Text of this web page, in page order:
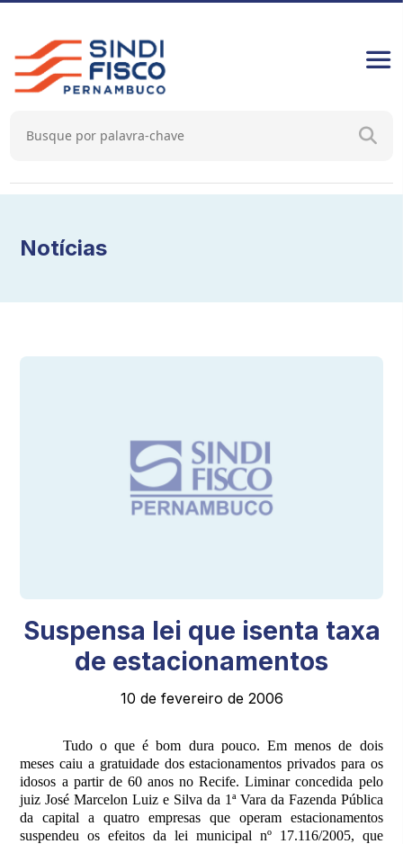
Notícias
Suspensa lei que isenta taxa
de estacionamentos
10 de fevereiro de 2006
Tudo o que é bom dura pouco. Em menos de dois
meses caiu a gratuidade dos estacionamentos privados para os
idosos a partir de 60 anos no Recife. Liminar concedida pelo
juiz José Marcelon Luiz e Silva da 1ª Vara da Fazenda Pública
da capital a quatro empresas que operam estacionamentos
suspendeu os efeitos da lei municipal nº 17.116/2005, que